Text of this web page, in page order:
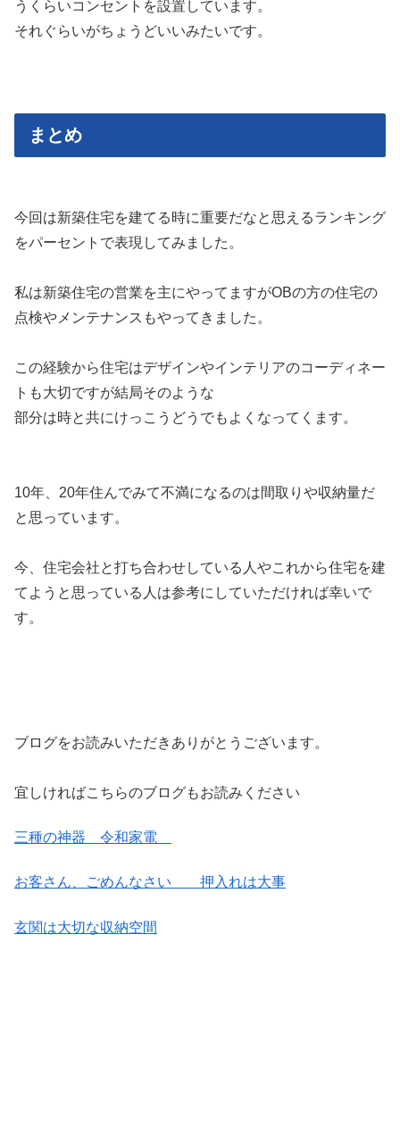
うくらいコンセントを設置しています。
それぐらいがちょうどいいみたいです。
まとめ
今回は新築住宅を建てる時に重要だなと思えるランキング
をパーセントで表現してみました。
私は新築住宅の営業を主にやってますがOBの方の住宅の
点検やメンテナンスもやってきました。
この経験から住宅はデザインやインテリアのコーディネー
トも大切ですが結局そのような
部分は時と共にけっこうどうでもよくなってくます。
10年、20年住んでみて不満になるのは間取りや収納量だ
と思っています。
今、住宅会社と打ち合わせしている人やこれから住宅を建
てようと思っている人は参考にしていただければ幸いで
す。
ブログをお読みいただきありがとうございます。
宜しければこちらのブログもお読みください
三種の神器 令和家電
お客さん、ごめんなさい 押入れは大事
玄関は大切な収納空間